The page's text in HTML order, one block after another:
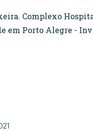
Complexo
em Porto Alegre -